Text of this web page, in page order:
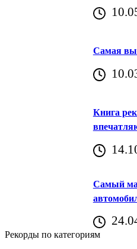
Самая
Книга
Самый
Рекорды по категориям